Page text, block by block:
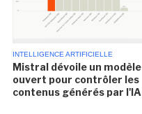
INTELLIGENCE ARTIFICIELLE
Mistral dévoile un modèle
ouvert pour contrôler les
contenus générés par l'IA